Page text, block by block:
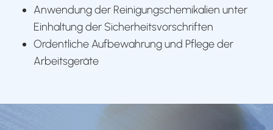
Anwendung der Reinigungschemikalien unter
Einhaltung der Sicherheitsvorschriften
Ordentliche Aufbewahrung und Pflege der
Arbeitsgeräte